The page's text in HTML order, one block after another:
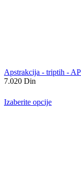
Apstrakcija - triptih -
7.020 Din
Izaberite opcije